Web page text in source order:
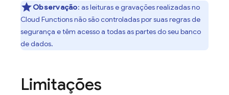
Observação: as leituras e gravações realizadas no
Cloud Functionsnão são controladas por suas regras de
segurança e têm acesso a todas as partes do seu banco
de dados.
Limitações